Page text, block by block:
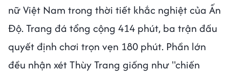
nữ Việt Nam trong thời tiết khắc nghiệt của Ấn
Độ. Trang đá tổng cộng 414 phút, ba trận đấu
quyết định chơi trọn vẹn 180 phút. Phần lớn
đều nhận xét Thùy Trang giống như "chiến